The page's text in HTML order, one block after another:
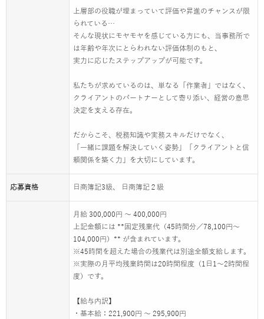
上層部の役職が埋まっていて評価や昇進のチャンスが限
られている…
そんな現状にモヤモヤを感じている方にも、当事務所で
は年齢や年次にとらわれない評価体制のもと、
実力に応じたステップアップが可能です。
私たちが求めているのは、単なる「作業者」ではなく、
クライアントのパートナーとして寄り添い、経営の意思
決定を支える存在。
だからこそ、税務知識や実務スキルだけでなく、
「一緒に課題を解決していく姿勢」「クライアントと信
頼関係を築く力」を大切にしています。
応募資格 日商簿記3級、 日商簿記２級
月給 300,000円 ～ 400,000円
上記金額には **固定残業代（45時間分／78,100円～
104,000円）** が含まれています。
※45時間を超えた場合の残業代は別途全額支給します。
※実際の月平均残業時間は20時間程度（1日1〜2時間程
度）です。
【給与内訳】
・基本給：221,900円 ～ 295,900円